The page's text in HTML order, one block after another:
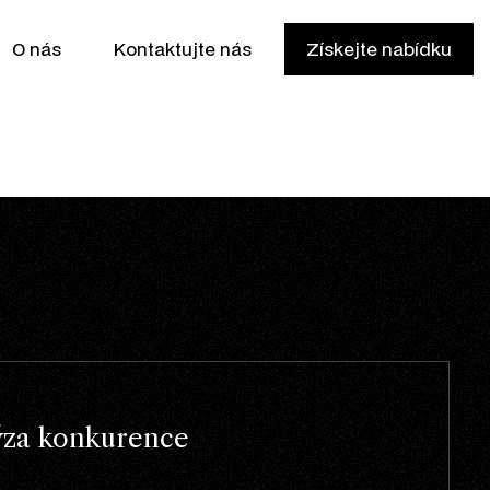
O nás Kontaktujte nás Získejte nabídku
konkurence